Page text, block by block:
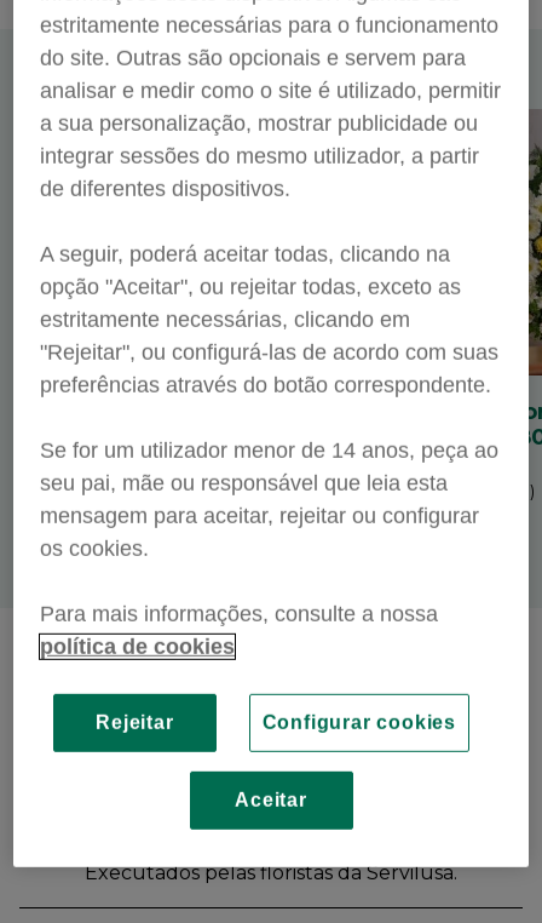
As opções mais populares
Preço 99,90 €
Coroa de
amarelas
Preço (IVA incl.)
Arranjos profissionais
Executados pelas floristas da Servilusa.
estritamente necessárias para o funcionamento
do site. Outras são opcionais e servem para
analisar e medir como o site é utilizado, permitir
a sua personalização, mostrar publicidade ou
integrar sessões do mesmo utilizador, a partir
de diferentes dispositivos.
A seguir, poderá aceitar todas, clicando na
opção "Aceitar", ou rejeitar todas, exceto as
estritamente necessárias, clicando em
"Rejeitar", ou configurá-las de acordo com suas
preferências através do botão correspondente.
Se for um utilizador menor de 14 anos, peça ao
seu pai, mãe ou responsável que leia esta
mensagem para aceitar, rejeitar ou configurar
os cookies.
Para mais informações, consulte a nossa
política de cookies
Configurar cookies
Rejeitar
Aceitar